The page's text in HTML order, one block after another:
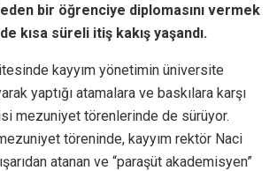
bir öğrenciye diplomasını vermek
kısa süreli itiş kakış yaşandı.
kayyım yönetimin üniversite
yaptığı atamalara ve baskılara karşı
mezuniyet törenlerinde de sürüyor.
töreninde, kayyım rektör Naci
atanan ve “paraşüt akademisyen”